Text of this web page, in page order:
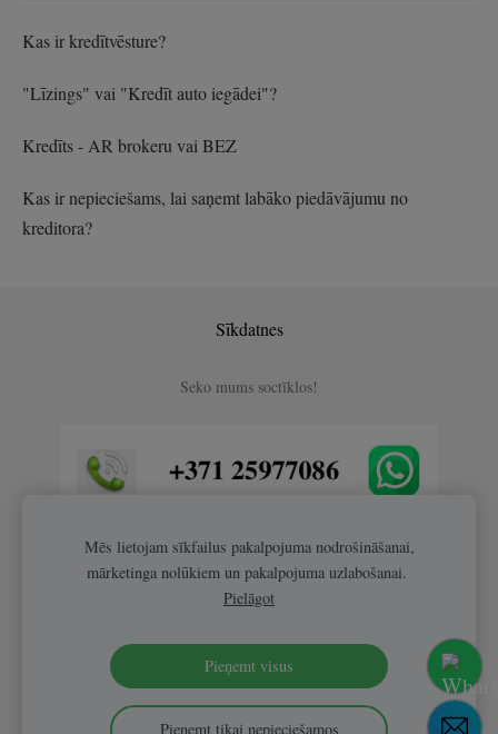
Kas ir kredītvēsture?
"Līzings" vai "Kredīt auto iegādei"?
Kredīts - AR brokeru vai BEZ
Kas ir nepieciešams, lai saņemt labāko piedāvājumu no
kreditora?
Sīkdatnes
Seko mums soctīklos!
Mēs lietojam sīkfailus pakalpojuma nodrošināšanai,
mārketinga nolūkiem un pakalpojuma uzlabošanai.
Pielāgot
Pieņemt visus
Pieņemt tikai nepieciešamos